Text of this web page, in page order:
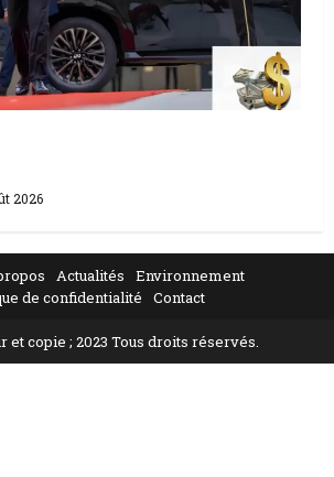
2026
Actualités
Environnement
de confidentialité
Contact
et copie ; 2023 Tous droits réservés.